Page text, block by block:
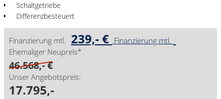
Schaltgetriebe
Differenzbesteuert
Finanzierung mtl. 239,- € Finanzierung mtl.
Ehemaliger Neupreis*
46.568,- €
Unser Angebotspreis:
17.795,-